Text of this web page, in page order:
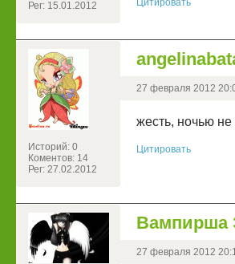
Рег: 15.01.2012
Цитировать
Историй: 0
Коментов: 14
Рег: 27.02.2012
27 февраля 2012
жесть, ночью не
Цитировать
Вампирша
27 февраля 2012